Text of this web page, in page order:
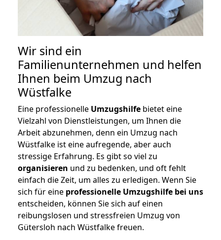
Wir sind ein
Familienunternehmen und helfen
Ihnen beim Umzug nach
Wüstfalke
Eine professionelle Umzugshilfe bietet eine
Vielzahl von Dienstleistungen, um Ihnen die
Arbeit abzunehmen, denn ein Umzug nach
Wüstfalke ist eine aufregende, aber auch
stressige Erfahrung. Es gibt so viel zu
organisieren und zu bedenken, und oft fehlt
einfach die Zeit, um alles zu erledigen. Wenn Sie
sich für eine professionelle Umzugshilfe bei uns
entscheiden, können Sie sich auf einen
reibungslosen und stressfreien Umzug von
Gütersloh nach Wüstfalke freuen.